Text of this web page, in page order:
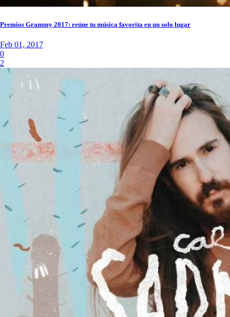
Premios Grammy 2017: reúne tu música favorita en un solo lugar
Feb 01, 2017
0
2